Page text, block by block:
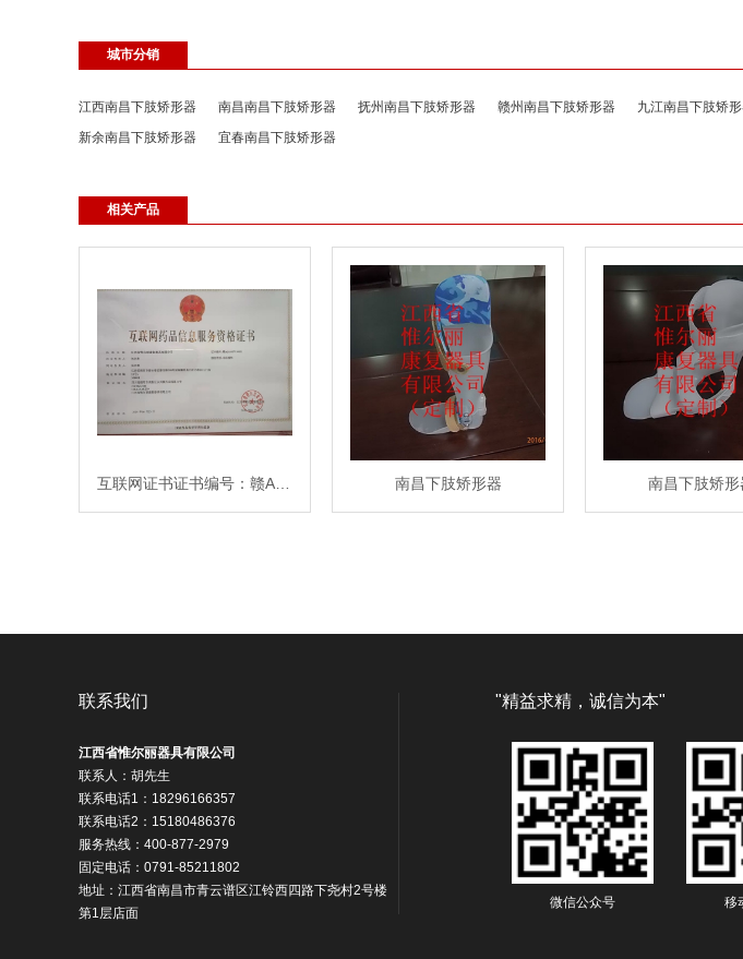
城市分销
江西南昌下肢矫形器 南昌南昌下肢矫形器 抚州南昌下肢矫形器 赣州南昌下肢矫形器 九江南昌下肢矫
新余南昌下肢矫形器
宜春南昌下肢矫形器
相关产品
南昌下肢矫形器 南昌下肢矫形
联系我们
江西省惟尔丽器具有限公司
联系人：胡先生
联系电话1：18296166357
联系电话2：15180486376
服务热线：400-877-2979
固定电话：0791-85211802
地址： 江西省南昌市青云谱区江铃西四路下尧村2号楼
第1层店面
"精益求精，诚信为本"
微信公众号 移